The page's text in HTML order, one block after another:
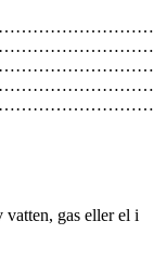
vatten, gas eller el i